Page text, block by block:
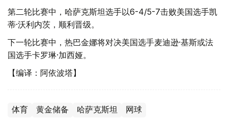
第二轮比赛中，哈萨克斯坦选手以6-4/5-7击败美国选手凯
蒂·沃利内茨，顺利晋级。
下一轮比赛中，热巴金娜将对决美国选手麦迪逊·基斯或法
国选手卡罗琳·加西娅。
【编译：阿依波塔】
体育 黄金储备 哈萨克斯坦 网球